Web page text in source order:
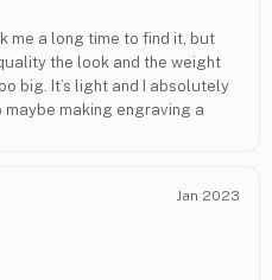
me a long time to find it, but
the look and the weight
big. It’s light and I absolutely
maybe making engraving a
Jan 2023